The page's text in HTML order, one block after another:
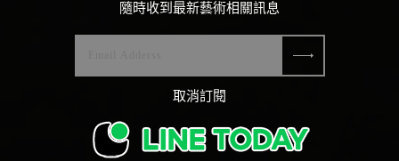
隨時收到最新藝術相關訊息
取消訂閱